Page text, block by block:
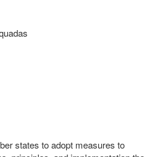
states to adopt measures to